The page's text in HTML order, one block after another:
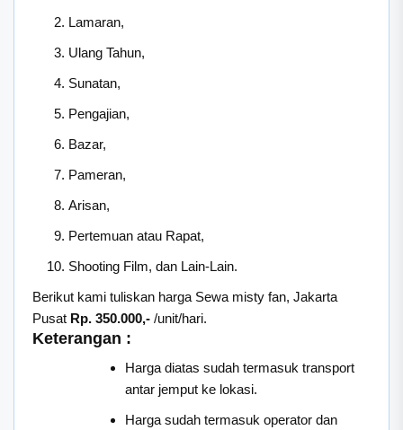
Lamaran,
Ulang Tahun,
Sunatan,
Pengajian,
Bazar,
Pameran,
Arisan,
Pertemuan atau Rapat,
Shooting Film, dan Lain-Lain.
Berikut kami tuliskan harga Sewa misty fan, Jakarta
Pusat Rp. 350.000,- /unit/hari.
Keterangan :
Harga diatas sudah termasuk transport
antar jemput ke lokasi.
Harga sudah termasuk operator dan